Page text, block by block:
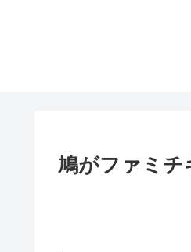
鳩がファミ